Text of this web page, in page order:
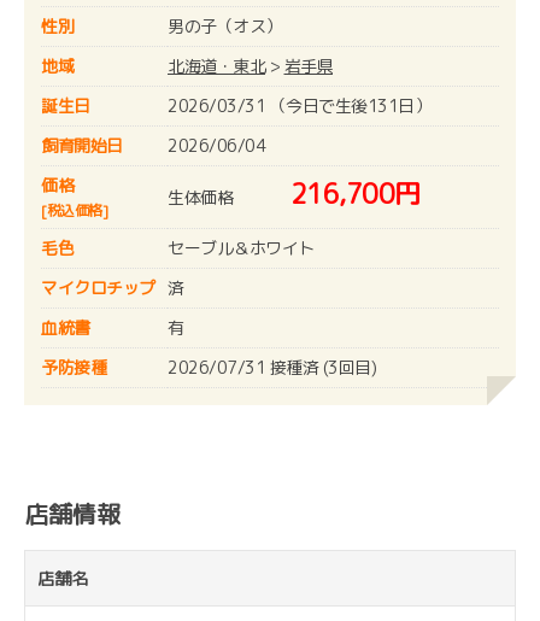
性別
男の子（オス）
地域
北海道・東北> 岩手県
誕生日
2026/03/31 （今日で生後131日）
飼育開始日
2026/06/04
価格
[税込価格]
生体価格 216,700円
毛色
セーブル＆ホワイト
マイクロチップ 済
血統書
有
予防接種
2026/07/31 接種済 (3回目)
店舗情報
店舗名